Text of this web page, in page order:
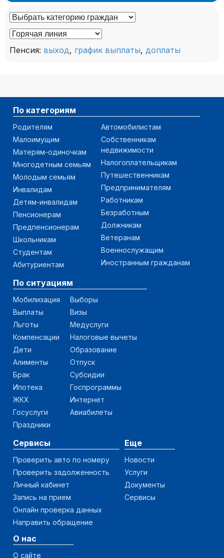
Пенсия: выход, график выплаты, доплаты
По категориям
Родителям
Малоимущим
Матерям-одиночкам
Многодетным семьям
Молодым семьям
Инвалидам
Детям-инвалидам
Пенсионерам
Предпенсионерам
Школьникам
Студентам
Абитуриентам
Автомобилистам
Собственникам
недвижимости
Налогоплательщикам
Путешественникам
Предпринимателям
Работникам
Безработным
Должникам
Ветеранам
Военнослужащим
Иностранным гражданам
По ситуациям
Мобилизация
Выплаты
Льготы
Компенсации
Дети
Алименты
Брак
Ипотека
ЖКХ
Госуслуги
Праздники
Выборы
Визы
Медуслуги
Налоговые вычеты
Образование
Отпуск
Субсидии
Госпрограммы
Интернет
Авиабилеты
Сервисы
Проверить авто по номеру
Проверить задолженность
Личный кабинет
Запись на прием
Онлайн проверка данных
Направить обращение
Еще
Новости
Услуги
Документы
Сервисы
О нас
О сайте